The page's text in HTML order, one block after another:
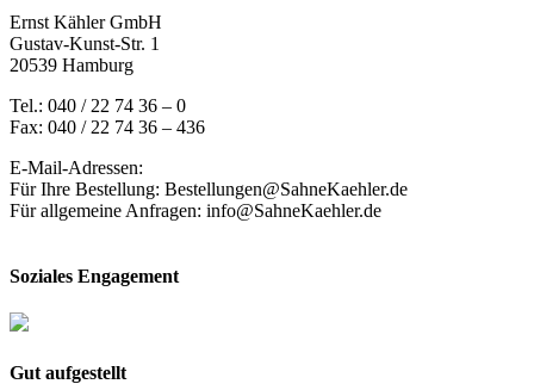
Ernst Kähler GmbH
Gustav-Kunst-Str. 1
20539 Hamburg
Tel.: 040 / 22 74 36 – 0
Fax: 040 / 22 74 36 – 436
E-Mail-Adressen:
Für Ihre Bestellung: Bestellungen@SahneKaehler.de
Für allgemeine Anfragen: info@SahneKaehler.de
Soziales Engagement
Gut aufgestellt